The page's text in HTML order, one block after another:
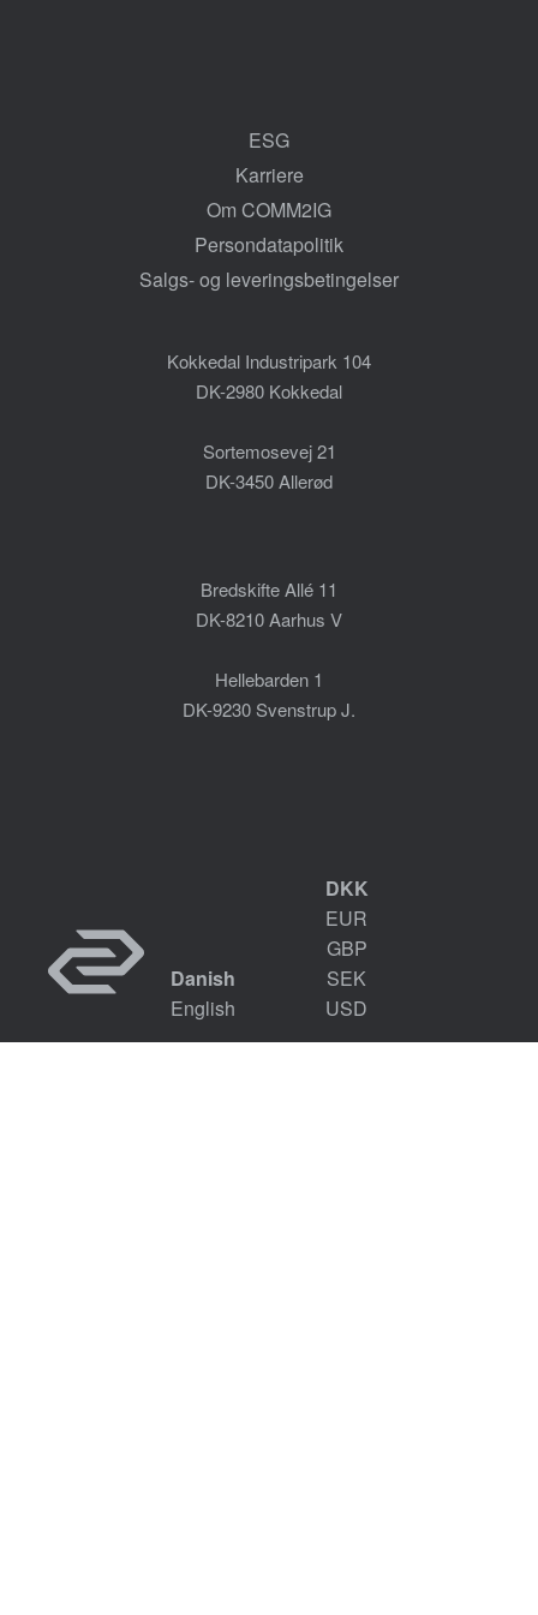
ESG
Karriere
Om COMM2IG
Persondatapolitik
Salgs- og leveringsbetingelser
Kokkedal Industripark 104
DK-2980 Kokkedal
Sortemosevej 21
DK-3450 Allerød
Bredskifte Allé 11
DK-8210 Aarhus V
Hellebarden 1
DK-9230 Svenstrup J.
Danish
English
DKK
EUR
GBP
SEK
USD